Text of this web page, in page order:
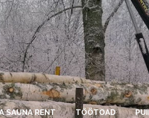
SAUNA RENT TÖÖTOAD